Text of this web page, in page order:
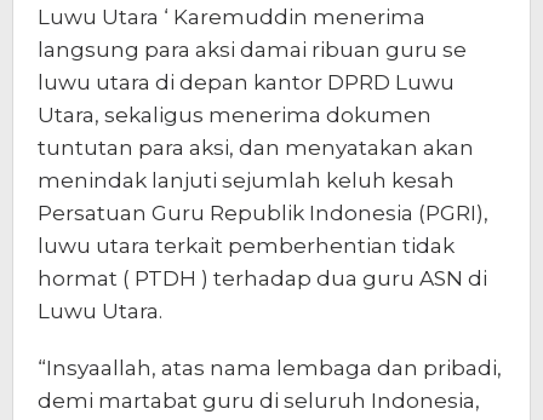
Luwu Utara ‘ Karemuddin menerima
langsung para aksi damai ribuan guru se
luwu utara di depan kantor DPRD Luwu
Utara, sekaligus menerima dokumen
tuntutan para aksi, dan menyatakan akan
menindak lanjuti sejumlah keluh kesah
Persatuan Guru Republik Indonesia (PGRI),
luwu utara terkait pemberhentian tidak
hormat ( PTDH ) terhadap dua guru ASN di
Luwu Utara.
“Insyaallah, atas nama lembaga dan pribadi,
demi martabat guru di seluruh Indonesia,